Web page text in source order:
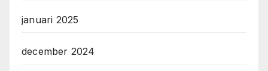
januari 2025
december 2024